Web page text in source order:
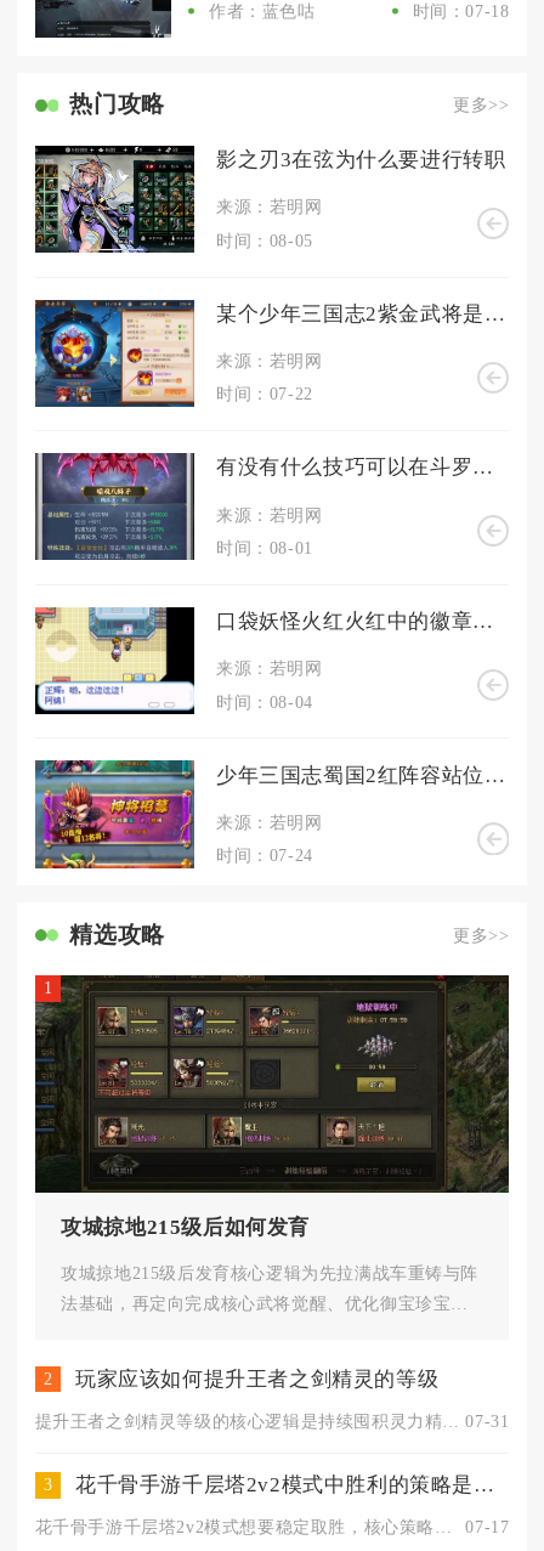
作者：蓝色咕 时间：07-18
热门攻略 更多>>
影之刃3在弦为什么要进行转职
来源：若明网
时间：08-05
某个少年三国志2紫金武将是否值得投资
来源：若明网
时间：07-22
有没有什么技巧可以在斗罗大陆中组队刷环
来源：若明网
时间：08-01
口袋妖怪火红火红中的徽章对游戏有何影响
来源：若明网
时间：08-04
少年三国志蜀国2红阵容站位怎样才能更加稳定
来源：若明网
时间：07-24
精选攻略 更多>>
1
攻城掠地215级后如何发育
攻城掠地215级后发育核心逻辑为先拉满战车重铸与阵
法基础，再定向完成核心武将觉醒、优化御宝珍宝配
2 玩家应该如何提升王者之剑精灵的等级
07-31
3 花千骨手游千层塔2v2模式中胜利的策略是什么
07-17